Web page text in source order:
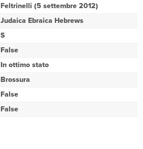
Feltrinelli (5 settembre 2012)
Judaica Ebraica Hebrews
S
False
In ottimo stato
Brossura
False
False